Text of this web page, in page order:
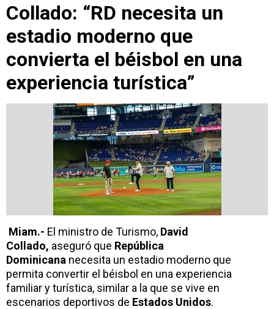
Collado: “RD necesita un
estadio moderno que
convierta el béisbol en una
experiencia turística”
Miam.- El ministro de Turismo, David
Collado, aseguró que República
Dominicana necesita un estadio moderno que
permita convertir el béisbol en una experiencia
familiar y turística, similar a la que se vive en
escenarios deportivos de Estados Unidos.